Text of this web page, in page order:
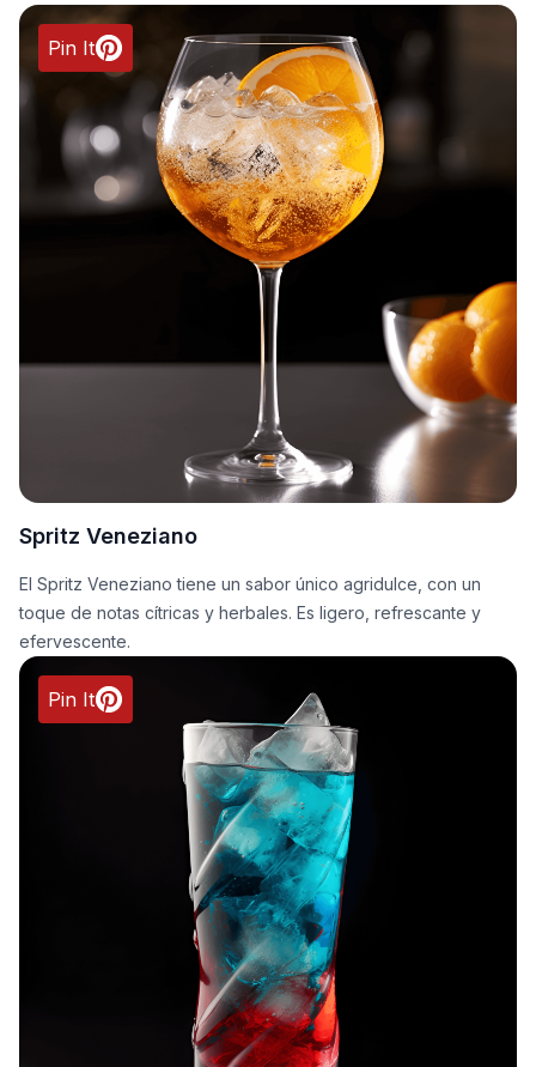
Pin It
Spritz Veneziano
El Spritz Veneziano tiene un sabor único agridulce, con un
toque de notas cítricas y herbales. Es ligero, refrescante y
efervescente.
Pin It